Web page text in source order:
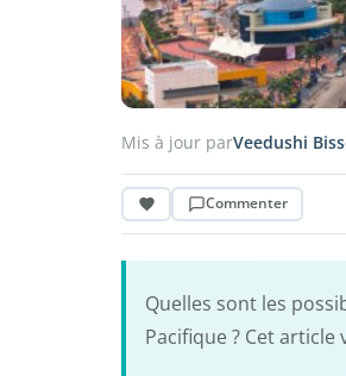
Mis à jour parVeedushi
Commenter
Quelles sont les
Pacifique ? Cet